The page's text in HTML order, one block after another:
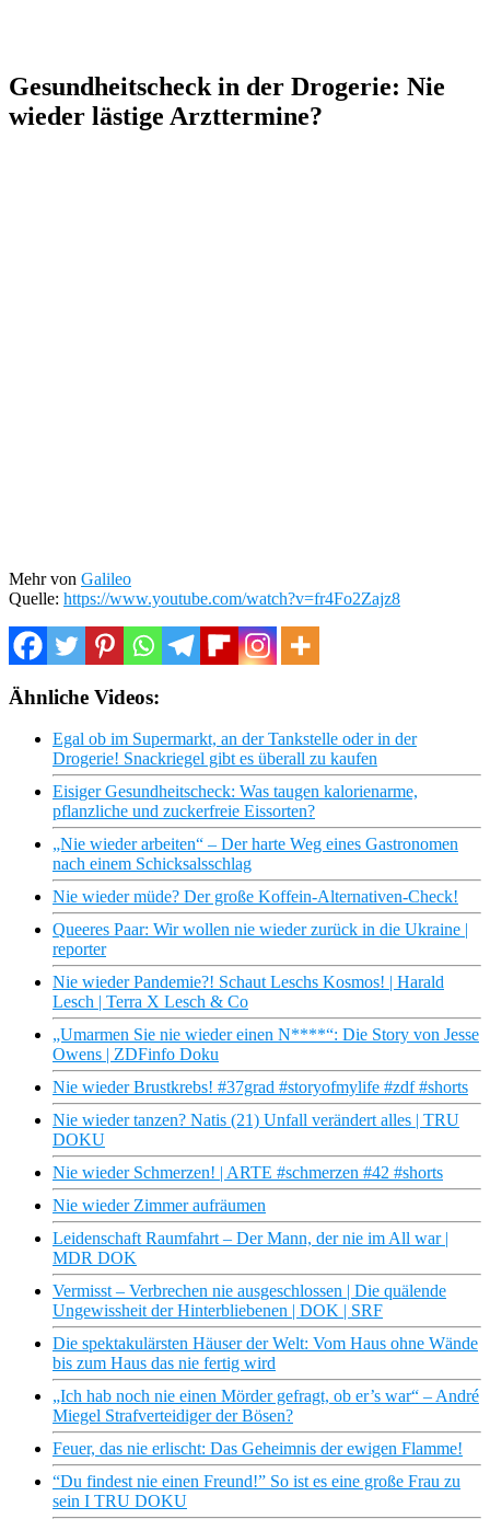
Gesundheitscheck in der Drogerie: Nie
wieder lästige Arzttermine?
Mehr von Galileo
Quelle: https://www.youtube.com/watch?v=fr4Fo2Zajz8
Ähnliche Videos:
Egal ob im Supermarkt, an der Tankstelle oder in der
Drogerie! Snackriegel gibt es überall zu kaufen
Eisiger Gesundheitscheck: Was taugen kalorienarme,
pflanzliche und zuckerfreie Eissorten?
„Nie wieder arbeiten“ – Der harte Weg eines Gastronomen
nach einem Schicksalsschlag
Nie wieder müde? Der große Koffein-Alternativen-Check!
Queeres Paar: Wir wollen nie wieder zurück in die Ukraine |
reporter
Nie wieder Pandemie?! Schaut Leschs Kosmos! | Harald
Lesch | Terra X Lesch & Co
„Umarmen Sie nie wieder einen N****“: Die Story von Jesse
Owens | ZDFinfo Doku
Nie wieder Brustkrebs! #37grad #storyofmylife #zdf #shorts
Nie wieder tanzen? Natis (21) Unfall verändert alles | TRU
DOKU
Nie wieder Schmerzen! | ARTE #schmerzen #42 #shorts
Nie wieder Zimmer aufräumen
Leidenschaft Raumfahrt – Der Mann, der nie im All war |
MDR DOK
Vermisst – Verbrechen nie ausgeschlossen | Die quälende
Ungewissheit der Hinterbliebenen | DOK | SRF
Die spektakulärsten Häuser der Welt: Vom Haus ohne Wände
bis zum Haus das nie fertig wird
„Ich hab noch nie einen Mörder gefragt, ob er’s war“ – André
Miegel Strafverteidiger der Bösen?
Feuer, das nie erlischt: Das Geheimnis der ewigen Flamme!
“Du findest nie einen Freund!” So ist es eine große Frau zu
sein I TRU DOKU